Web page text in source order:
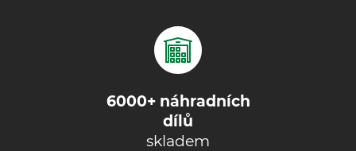
6000+ náhradních
dílů
skladem